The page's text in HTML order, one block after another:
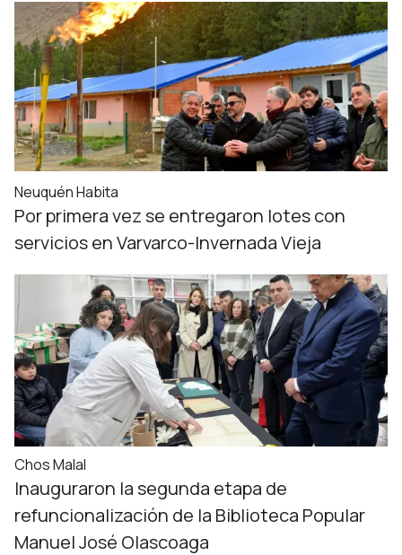
Neuquén Habita
Por primera vez se entregaron lotes con
servicios en Varvarco-Invernada Vieja
Chos Malal
Inauguraron la segunda etapa de
refuncionalización de la Biblioteca Popular
Manuel José Olascoaga